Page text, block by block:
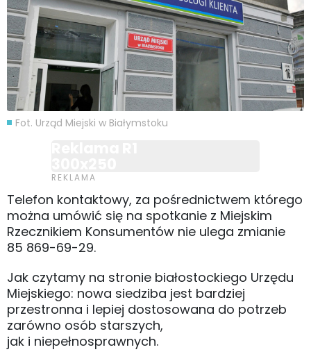
Fot. Urząd Miejski w Białymstoku
Telefon kontaktowy, za pośrednictwem którego
można umówić się na spotkanie z Miejskim
Rzecznikiem Konsumentów nie ulega zmianie
85 869-69-29.
Jak czytamy na stronie białostockiego Urzędu
Miejskiego: nowa siedziba jest bardziej
przestronna i lepiej dostosowana do potrzeb
zarówno osób starszych,
jak i niepełnosprawnych.